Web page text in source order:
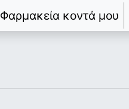
Φαρμακεία κοντά μου